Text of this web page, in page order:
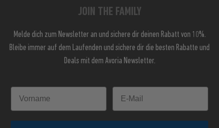
JOIN THE FAMILY
Melde dich zum Newsletter an und sichere dir deinen Rabatt von 10%.
Bleibe immer auf dem Laufenden und sichere dir die besten Rabatte und
Deals mit dem Avoria Newsletter.